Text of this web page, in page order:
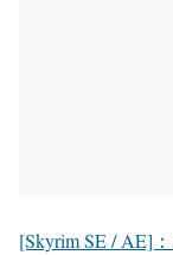
[Skyrim SE / AE]